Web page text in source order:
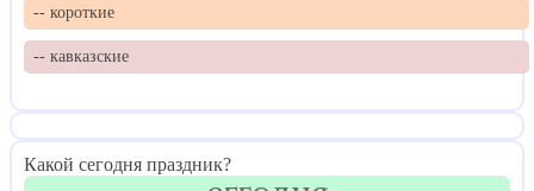
-- короткие
-- кавказские
Какой сегодня праздник?